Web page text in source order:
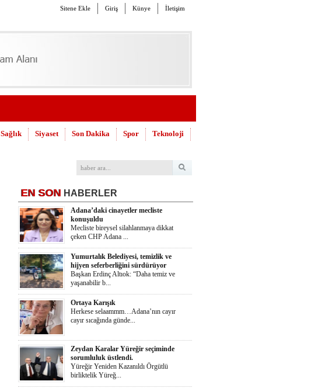
Sitene Ekle Giriş Künye İletişim
Sağlık Siyaset Son Dakika Spor Teknoloji
EN SON HABERLER
Adana’daki cinayetler mecliste
konuşuldu
Mecliste bireysel silahlanmaya dikkat
çeken CHP Adana ...
Yumurtalık Belediyesi, temizlik ve
hijyen seferberliğini sürdürüyor
Başkan Erdinç Altıok: “Daha temiz ve
yaşanabilir b...
Ortaya Karışık
Herkese selaammm…Adana’nın cayır
cayır sıcağında günde...
Zeydan Karalar Yüreğir seçiminde
sorumluluk üstlendi.
Yüreğir Yeniden Kazanıldı Örgütlü
birliktelik Yüreğ...